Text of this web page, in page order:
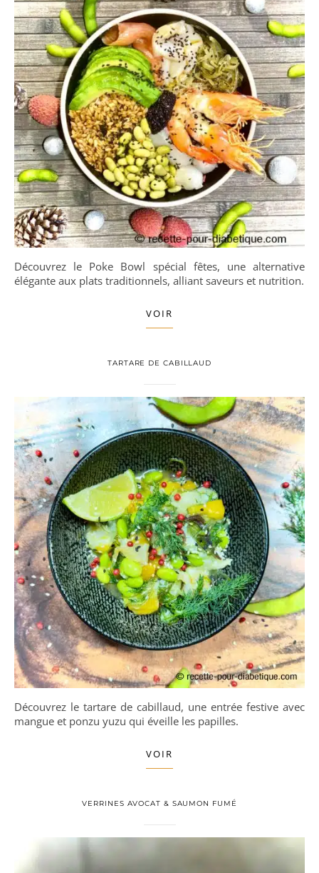
Découvrez le Poke Bowl spécial fêtes, une alternative
élégante aux plats traditionnels, alliant saveurs et nutrition.
VOIR
TARTARE DE CABILLAUD
Découvrez le tartare de cabillaud, une entrée festive avec
mangue et ponzu yuzu qui éveille les papilles.
VOIR
VERRINES AVOCAT & SAUMON FUMÉ